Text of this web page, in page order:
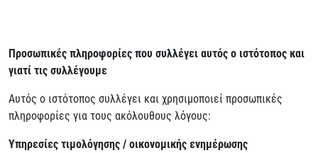
Προσωπικές πληροφορίες που συλλέγει αυτός ο ιστότοπος και
γιατί τις συλλέγουμε
Αυτός ο ιστότοπος συλλέγει και χρησιμοποιεί προσωπικές
πληροφορίες για τους ακόλουθους λόγους:
Υπηρεσίες τιμολόγησης / οικονομικής ενημέρωσης